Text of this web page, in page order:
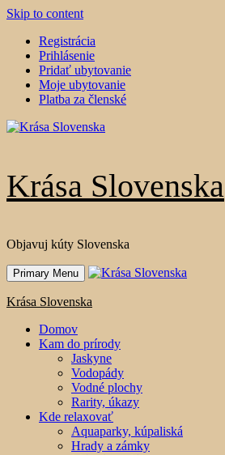
Skip to content
Registrácia
Prihlásenie
Pridať ubytovanie
Moje ubytovanie
Platba za členské
Krása Slovenska
Objavuj kúty Slovenska
Primary Menu
Krása Slovenska
Domov
Kam do prírody
Jaskyne
Vodopády
Vodné plochy
Rarity, úkazy
Kde relaxovať
Aquaparky, kúpaliská
Hrady a zámky